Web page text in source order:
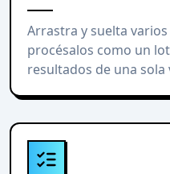
Arrastra y suelta
procésalos como un
resultados de una sola